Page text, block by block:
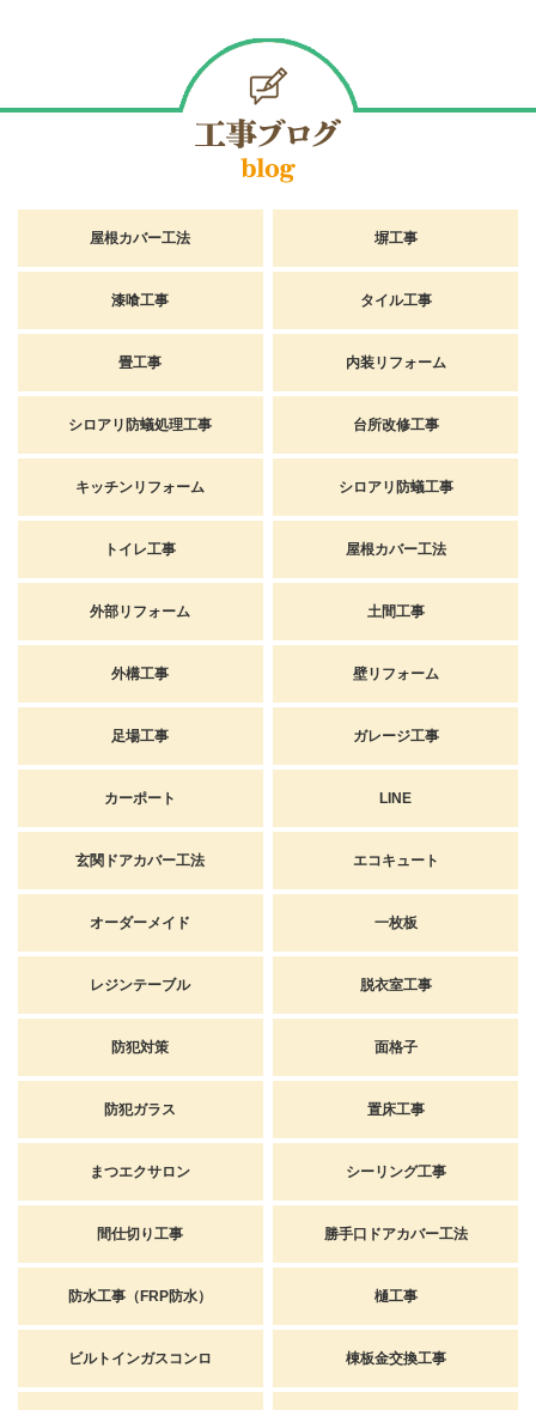
屋根カバー工法 塀工事
漆喰工事 タイル工事
畳工事 内装リフォーム
シロアリ防蟻処理工事 台所改修工事
キッチンリフォーム シロアリ防蟻工事
トイレ工事 屋根カバー工法
外部リフォーム 土間工事
外構工事 壁リフォーム
足場工事 ガレージ工事
カーポート LINE
玄関ドアカバー工法 エコキュート
オーダーメイド 一枚板
レジンテーブル 脱衣室工事
防犯対策 面格子
防犯ガラス 置床工事
まつエクサロン シーリング工事
間仕切り工事 勝手口ドアカバー工法
防水工事（FRP防水） 樋工事
ビルトインガスコンロ 棟板金交換工事